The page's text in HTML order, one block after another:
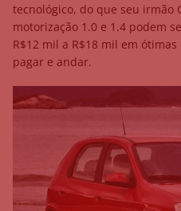
tecnológico, do que seu irmão
motorização 1.0 e 1.4 podem
R$12 mil a R$18 mil em
pagar e andar.